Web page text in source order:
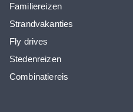
Familiereizen
Strandvakanties
Fly drives
Stedenreizen
Combinatiereis